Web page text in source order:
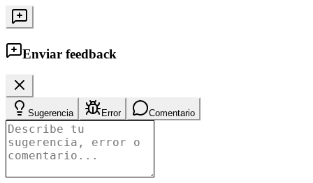
Enviar feedback
Sugerencia Error Comentario